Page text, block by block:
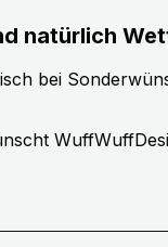
natürlich
bei